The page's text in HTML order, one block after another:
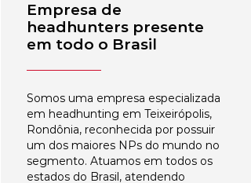
Empresa de
headhunters presente
em todo o Brasil
Somos uma empresa especializada
em headhunting em Teixeirópolis,
Rondônia, reconhecida por possuir
um dos maiores NPs do mundo no
segmento. Atuamos em todos os
estados do Brasil, atendendo